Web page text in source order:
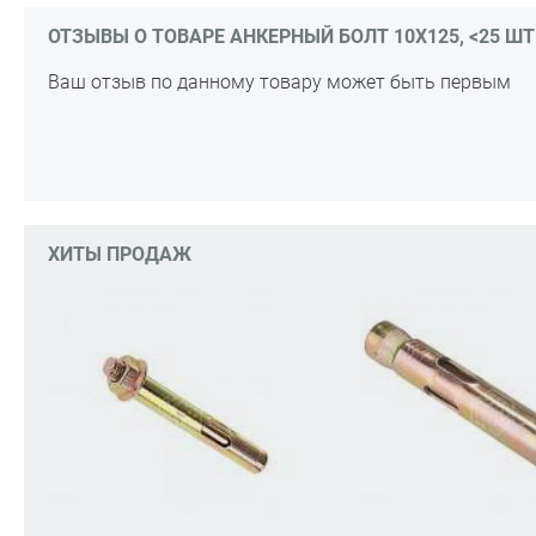
ОТЗЫВЫ О ТОВАРЕ АНКЕРНЫЙ БОЛТ 10Х125, <25
Ваш отзыв по данному товару может быть первым
ХИТЫ ПРОДАЖ